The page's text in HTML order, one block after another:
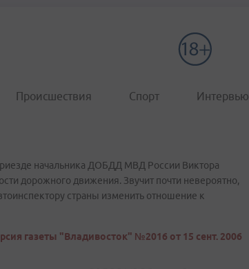
Происшествия Спорт Интервью
начальника ДОБДД МВД России Виктора
дорожного движения. Звучит почти невероятно,
страны изменить отношение к
газеты "Владивосток" №2016 от 15 сент. 2006